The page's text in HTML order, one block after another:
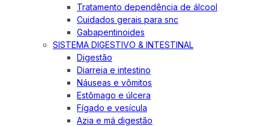
Tratamento dependência de álcool
Cuidados gerais para snc
Gabapentinoides
SISTEMA DIGESTIVO & INTESTINAL
Digestão
Diarreia e intestino
Náuseas e vômitos
Estômago e úlcera
Fígado e vesícula
Azia e má digestão